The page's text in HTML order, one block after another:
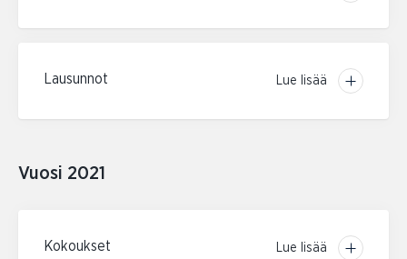
Lausunnot Lue lisää
Vuosi 2021
Kokoukset Lue lisää